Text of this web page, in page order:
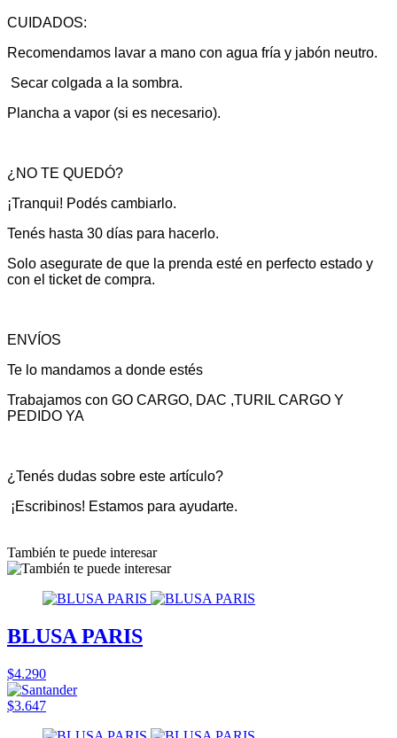
CUIDADOS:
Recomendamos lavar a mano con agua fría y jabón neutro.
Secar colgada a la sombra.
Plancha a vapor (si es necesario).
¿NO TE QUEDÓ?
¡Tranqui! Podés cambiarlo.
Tenés hasta 30 días para hacerlo.
Solo asegurate de que la prenda esté en perfecto estado y
con el ticket de compra.
ENVÍOS
Te lo mandamos a donde estés
Trabajamos con GO CARGO, DAC ,TURIL CARGO Y
PEDIDO YA
¿Tenés dudas sobre este artículo?
¡Escribinos! Estamos para ayudarte.
También te puede interesar
BLUSA PARIS
$4.290
$3.647